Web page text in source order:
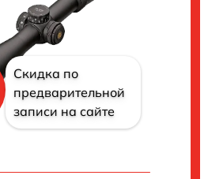
Скидка по
предварительной
записи на сайте